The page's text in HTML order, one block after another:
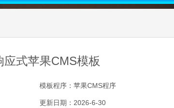
式苹果CMS模板
模板程序：苹果CMS程序
更新日期：2026-6-30